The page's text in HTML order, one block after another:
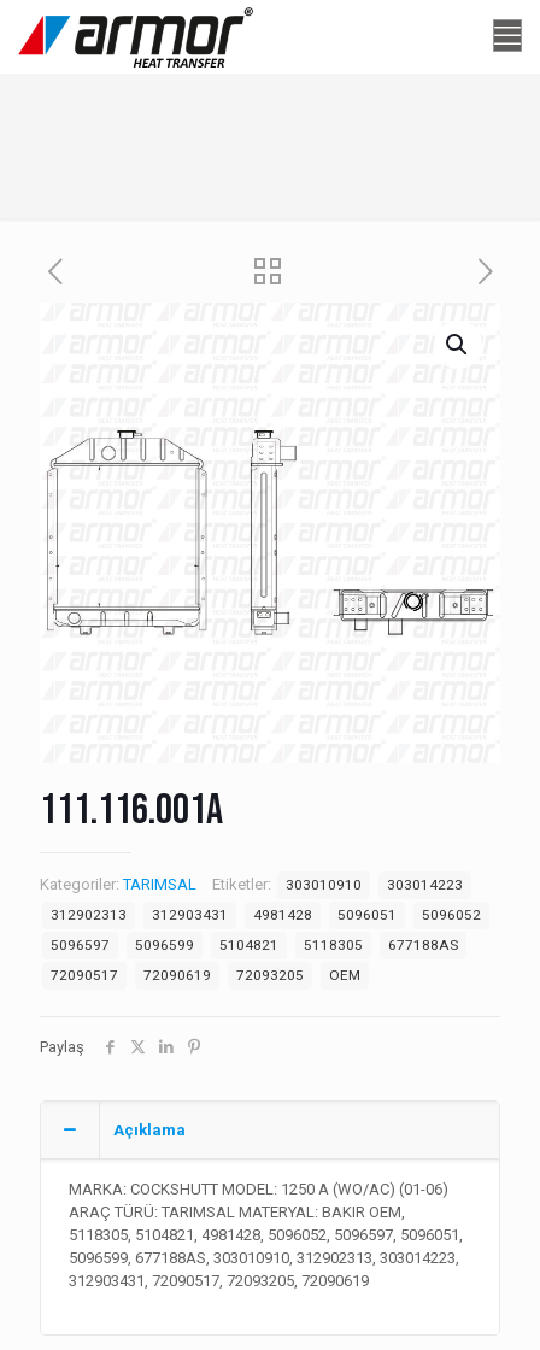
111.116.001A
Kategoriler:TARIMSAL Etiketler: 303010910
303014223
312902313
312903431 4981428 5096051
5096052
5096597
5096599 5104821 5118305
677188AS
72090517
72090619 72093205 OEM
Paylaş
Açıklama
MARKA: COCKSHUTT MODEL: 1250 A (WO/AC) (01-06)
ARAÇ TÜRÜ: TARIMSAL MATERYAL: BAKIR OEM,
5118305, 5104821, 4981428, 5096052, 5096597, 5096051,
5096599, 677188AS, 303010910, 312902313, 303014223,
312903431, 72090517, 72093205, 72090619